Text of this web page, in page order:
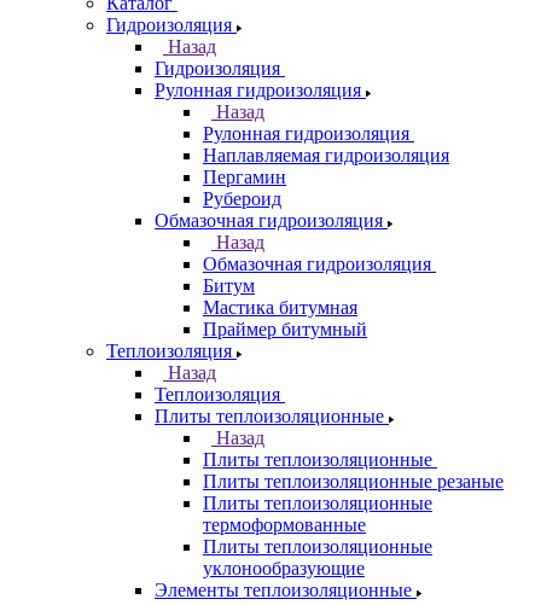
Гидроизоляция
Назад
Гидроизоляция
Рулонная гидроизоляция
Назад
Рулонная гидроизоляция
Наплавляемая гидроизоляция
Пергамин
Рубероид
Обмазочная гидроизоляция
Назад
Обмазочная гидроизоляция
Битум
Мастика битумная
Праймер битумный
Теплоизоляция
Назад
Теплоизоляция
Плиты теплоизоляционные
Назад
Плиты теплоизоляционные
Плиты теплоизоляционные резаные
Плиты теплоизоляционные
термоформованные
Плиты теплоизоляционные
уклонообразующие
Элементы теплоизоляционные